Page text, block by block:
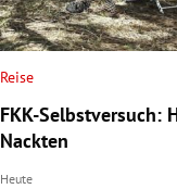
Reise
FKK-Selbstversuch:
Nackten
Heute